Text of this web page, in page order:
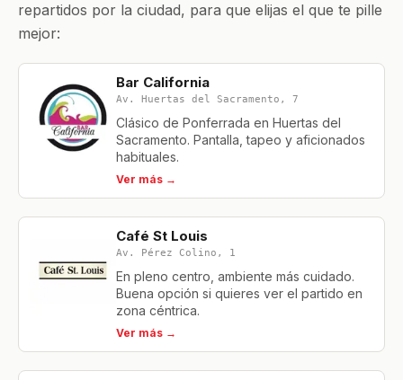
repartidos por la ciudad, para que elijas el que te pille
mejor:
Bar California
Av. Huertas del Sacramento, 7
Clásico de Ponferrada en Huertas del
Sacramento. Pantalla, tapeo y aficionados
habituales.
Ver más →
Café St Louis
Av. Pérez Colino, 1
En pleno centro, ambiente más cuidado.
Buena opción si quieres ver el partido en
zona céntrica.
Ver más →